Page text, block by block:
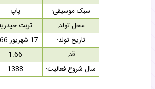
سبک موسیقی:
پاپ
محل تولد:
تربت
تاریخ تولد:
17 شهریور 1366
قد:
1.66
سال شروع فعالیت:
1388